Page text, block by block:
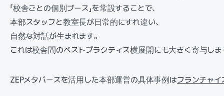
「校舎ごとの個別ブース」を常設することで、
本部スタッフと教室長が日常的にすれ違い、
自然な対話が生まれます。
これは校舎間のベストプラクティス横展開にも大きく寄与しま
ZEPメタバースを活用した本部運営の具体事例はフランチャ